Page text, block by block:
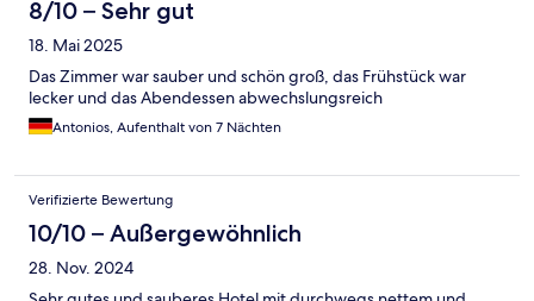
8/10 – Sehr gut
18. Mai 2025
Das Zimmer war sauber und schön groß, das Frühstück war
lecker und das Abendessen abwechslungsreich
Antonios, Aufenthalt von 7 Nächten
Verifizierte Bewertung
10/10 – Außergewöhnlich
28. Nov. 2024